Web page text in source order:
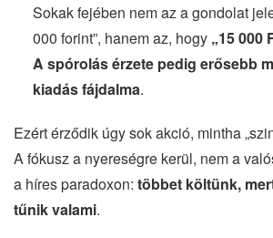
Sokak fejében nem az a gondolat
000 forint”, hanem az, hogy „15 000
A spórolás érzete pedig erősebb
kiadás fájdalma.
Ezért érződik úgy sok akció, mintha
A fókusz a nyereségre kerül, nem a
a híres paradoxon: többet költünk,
tűnik valami.